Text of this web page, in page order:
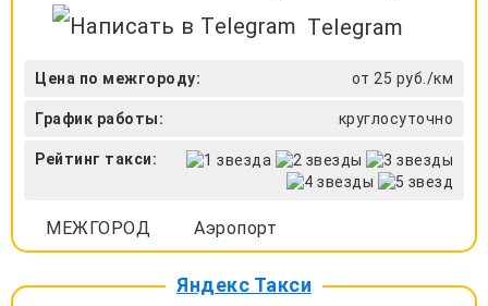
Telegram
Цена по межгороду: от 25 руб./км
График работы: круглосуточно
Рейтинг такси:
МЕЖГОРОД Аэропорт
Яндекс Такси